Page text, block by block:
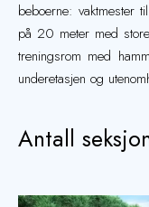
beboerne: vaktmester
på 20 meter med
treningsrom med
underetasjen og
Antall